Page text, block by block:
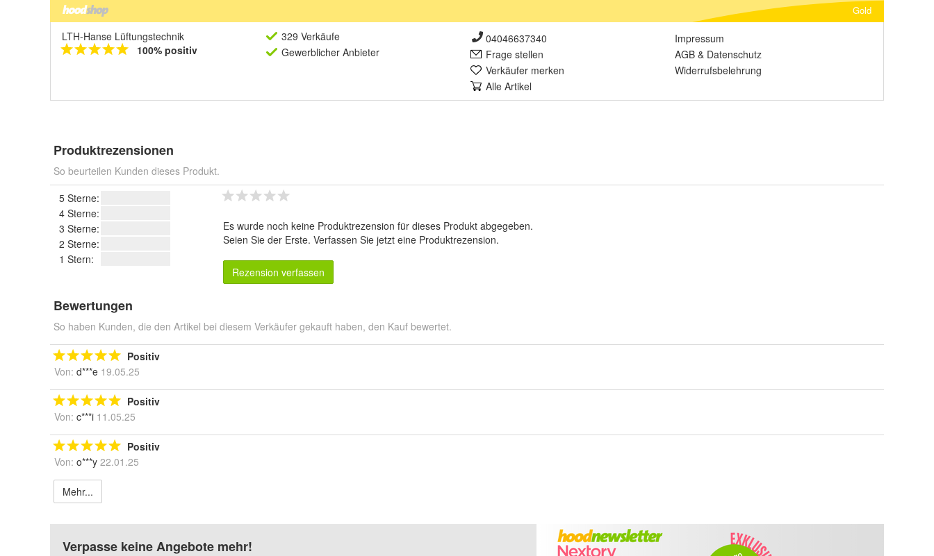
Gold
LTH-Hanse Lüftungstechnik
100% positiv
329 Verkäufe
Gewerblicher Anbieter
04046637340
Frage stellen
Verkäufer merken
Alle Artikel
Impressum
AGB & Datenschutz
Widerrufsbelehrung
Produktrezensionen
So beurteilen Kunden dieses Produkt.
5 Sterne:
4 Sterne:
3 Sterne:
2 Sterne:
1 Stern:
Es wurde noch keine Produktrezension für dieses Produkt abgegeben.
Seien Sie der Erste. Verfassen Sie jetzt eine Produktrezension.
Rezension verfassen
Bewertungen
So haben Kunden, die den Artikel bei diesem Verkäufer gekauft haben, den Kauf bewertet.
Positiv
Von: d***e 19.05.25
Positiv
Von: c***i 11.05.25
Positiv
Von: o***y 22.01.25
Mehr...
Verpasse keine Angebote mehr!